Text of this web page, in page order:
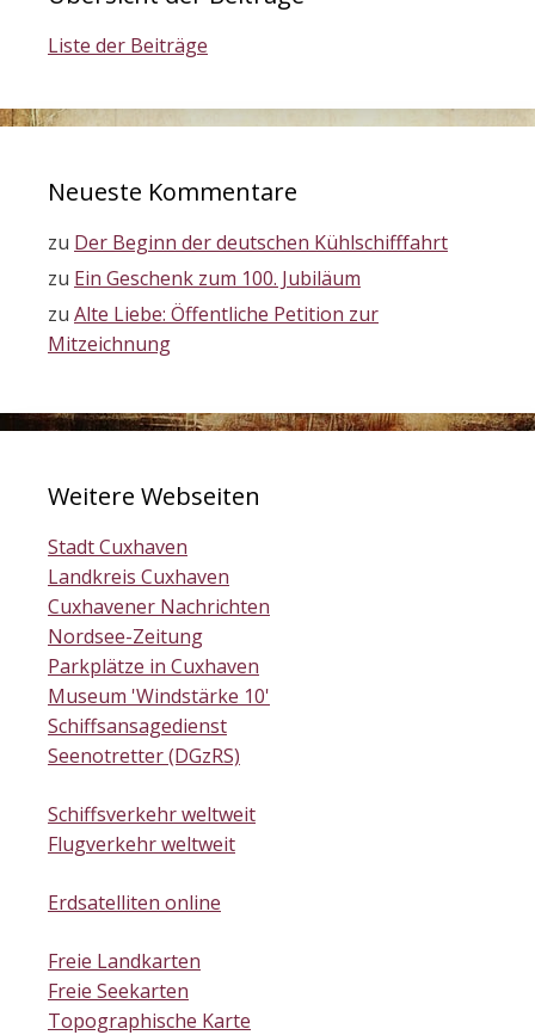
Liste der Beiträge
Neueste Kommentare
zu Der Beginn der deutschen Kühlschifffahrt
zu Ein Geschenk zum 100. Jubiläum
zu Alte Liebe: Öffentliche Petition zur
Mitzeichnung
Weitere Webseiten
Stadt Cuxhaven
Landkreis Cuxhaven
Cuxhavener Nachrichten
Nordsee-Zeitung
Parkplätze in Cuxhaven
Museum 'Windstärke 10'
Schiffsansagedienst
Seenotretter (DGzRS)
Schiffsverkehr weltweit
Flugverkehr weltweit
Erdsatelliten online
Freie Landkarten
Freie Seekarten
Topographische Karte